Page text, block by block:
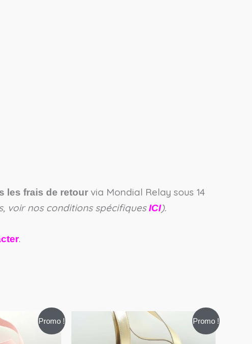
les frais de retour via Mondial Relay sous 14
voir nos conditions spécifiquesICI).
.
Promo ! Promo !
prix
initial
Le
prix
actuel